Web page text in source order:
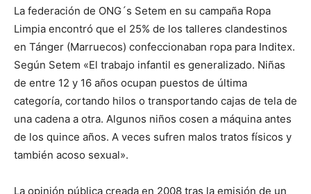
La federación de ONG´s Setem en su campaña Ropa
Limpia encontró que el 25% de los talleres clandestinos
en Tánger (Marruecos) confeccionaban ropa para Inditex.
Según Setem «El trabajo infantil es generalizado. Niñas
de entre 12 y 16 años ocupan puestos de última
categoría, cortando hilos o transportando cajas de tela de
una cadena a otra. Algunos niños cosen a máquina antes
de los quince años. A veces sufren malos tratos físicos y
también acoso sexual».
La opinión pública creada en 2008 tras la emisión de un